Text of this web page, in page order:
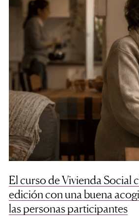
El curso de Vivienda Social
edición con una buena
las personas participantes